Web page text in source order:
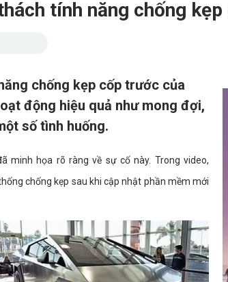
tính năng chống
chống kẹp cốp trước của
động hiệu quả như mong đợi,
số tình huống.
minh họa rõ ràng về sự cố này. Trong video,
chống kẹp sau khi cập nhật phần mềm mới